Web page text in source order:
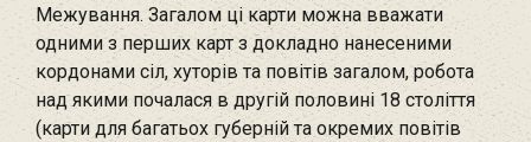
Межування. Загалом ці карти можна вважати
одними з перших карт з докладно нанесеними
кордонами сіл, хуторів та повітів загалом, робота
над якими почалася в другій половині 18 століття
(карти для багатьох губерній та окремих повітів